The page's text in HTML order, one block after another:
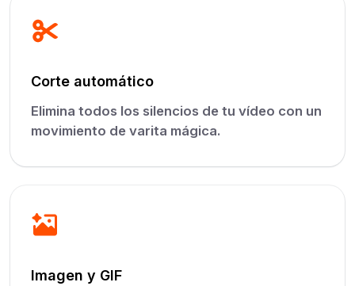
Corte automático
Elimina todos los silencios de tu vídeo con un
movimiento de varita mágica.
Imagen y GIF